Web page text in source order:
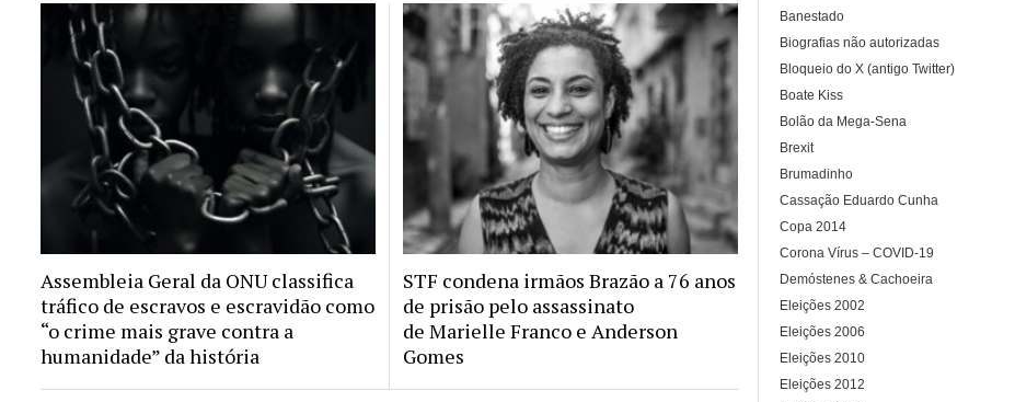
Assembleia Geral da ONU classifica
tráfico de escravos e escravidão como
“o crime mais grave contra a
humanidade” da história
STF condena irmãos Brazão a 76 anos
de prisão pelo assassinato
de Marielle Franco e Anderson
Gomes
Banestado
Biografias não autorizadas
Bloqueio do X (antigo Twitter)
Boate Kiss
Bolão da Mega-Sena
Brexit
Brumadinho
Cassação Eduardo Cunha
Copa 2014
Corona Vírus – COVID-19
Demóstenes & Cachoeira
Eleições 2002
Eleições 2006
Eleições 2010
Eleições 2012